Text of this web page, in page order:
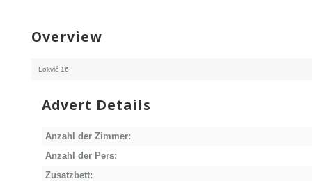
Overview
Lokvić 16
Advert Details
Anzahl der Zimmer:
Anzahl der Pers:
Zusatzbett: